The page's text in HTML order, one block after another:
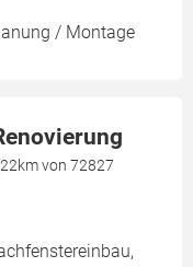
/ Montage
von 72827